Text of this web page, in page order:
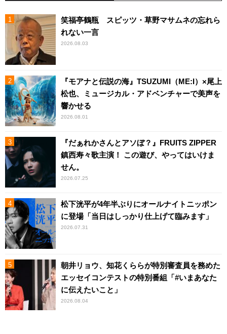
笑福亭鶴瓶 スピッツ・草野マサムネの忘れら
れない一言
2026.08.03
『モアナと伝説の海』TSUZUMI（ME:I）×尾上
松也、ミュージカル・アドベンチャーで美声を
響かせる
2026.08.01
『だぁれかさんとアソぼ？』FRUITS ZIPPER
鎮西寿々歌主演！ この遊び、やってはいけま
せん。
2026.07.25
松下洸平が4年半ぶりにオールナイトニッポン
に登場「当日はしっかり仕上げて臨みます」
2026.07.31
朝井リョウ、知花くららが特別審査員を務めた
エッセイコンテストの特別番組「#いまあなた
に伝えたいこと」
2026.08.04